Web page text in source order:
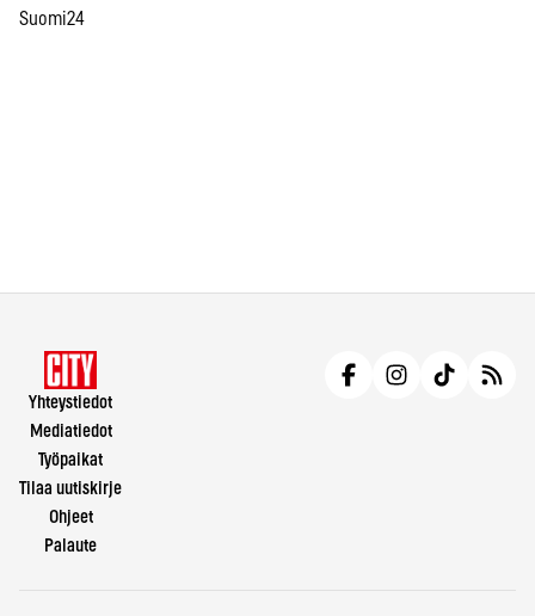
Suomi24
Yhteystiedot
Mediatiedot
Työpaikat
Tilaa uutiskirje
Ohjeet
Palaute